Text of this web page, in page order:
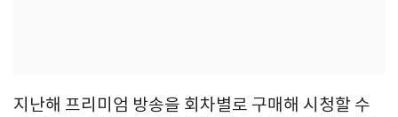
지난해 프리미엄 방송을 회차별로 구매해 시청할 수